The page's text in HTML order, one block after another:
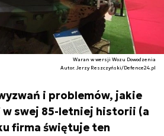
Waran w wersji Wozu Dowodzenia
Autor. Jerzy Reszczyński/Defence24.pl
i problemów, jakie
w swej 85-letniej historii (a
firma świętuje ten